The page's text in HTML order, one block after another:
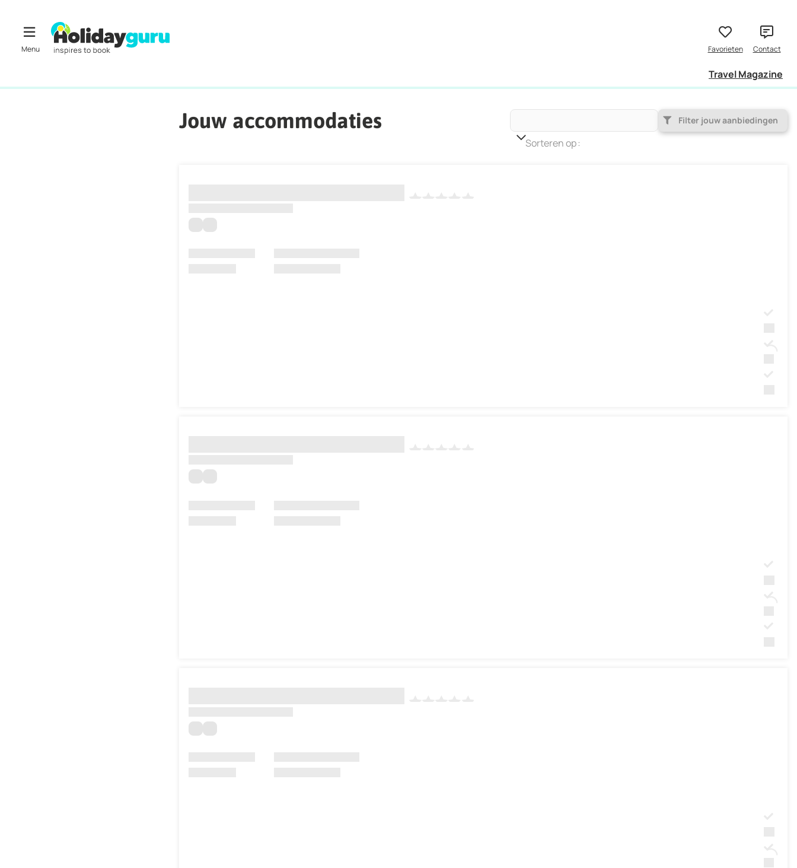
Travel Magazine
Jouw accommodaties Filter jouw aanbiedingen
Sorteren op